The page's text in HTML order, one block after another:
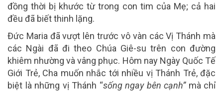
đồng thời bị khước từ trong con tim của Mẹ; cả hai
đều đã biết thinh lặng.
Đức Maria đã vượt lên trước vô vàn các Vị Thánh mà
các Ngài đã đi theo Chúa Giê-su trên con đường
khiêm nhường và vâng phục. Hôm nay Ngày Quốc Tế
Giới Trẻ, Cha muốn nhắc tới nhiều vị Thánh Trẻ, đặc
biệt là những vị Thánh “sống ngay bên cạnh”mà chỉ